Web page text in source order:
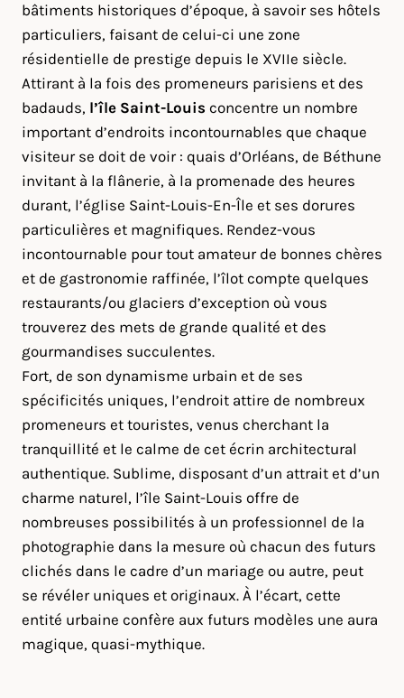
bâtiments historiques d’époque, à savoir ses hôtels
particuliers, faisant de celui-ci une zone
résidentielle de prestige depuis le XVIIe siècle.
Attirant à la fois des promeneurs parisiens et des
badauds, l’île Saint-Louis concentre un nombre
important d’endroits incontournables que chaque
visiteur se doit de voir : quais d’Orléans, de Béthune
invitant à la flânerie, à la promenade des heures
durant, l’église Saint-Louis-En-Île et ses dorures
particulières et magnifiques. Rendez-vous
incontournable pour tout amateur de bonnes chères
et de gastronomie raffinée, l’îlot compte quelques
restaurants/ou glaciers d’exception où vous
trouverez des mets de grande qualité et des
gourmandises succulentes.
Fort, de son dynamisme urbain et de ses
spécificités uniques, l’endroit attire de nombreux
promeneurs et touristes, venus cherchant la
tranquillité et le calme de cet écrin architectural
authentique. Sublime, disposant d’un attrait et d’un
charme naturel, l’île Saint-Louis offre de
nombreuses possibilités à un professionnel de la
photographie dans la mesure où chacun des futurs
clichés dans le cadre d’un mariage ou autre, peut
se révéler uniques et originaux. À l’écart, cette
entité urbaine confère aux futurs modèles une aura
magique, quasi-mythique.